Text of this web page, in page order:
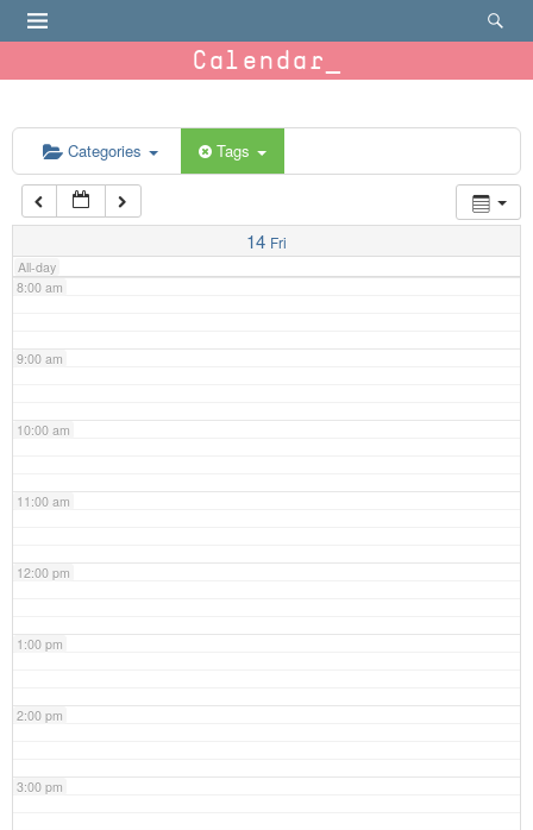
Calendar
Categories Tags
14 Fri
All-day
6:00 am
7:00 am
8:00 am
9:00 am
10:00 am
11:00 am
12:00 pm
1:00 pm
2:00 pm
3:00 pm